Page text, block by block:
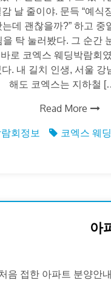
감 날 줄이야. 문득 “예식
는데 괜찮을까?” 하고 중
을 탁 눌러봤다. 그 순간
로 코엑스 웨딩박람회
. 내 길치 인생, 서울 강
해도 코엑스는 지하철
Read More
회정보
코엑스 웨
아
음 접한 아파트 분양안